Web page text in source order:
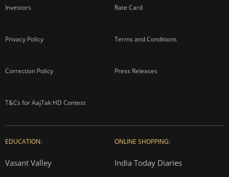
Investors Rate Card
Privacy Policy Terms and Conditions
Correction Policy Press Releases
T&Cs for AajTak HD Contest
EDUCATION:
Vasant Valley
ONLINE SHOPPING:
India Today Diaries